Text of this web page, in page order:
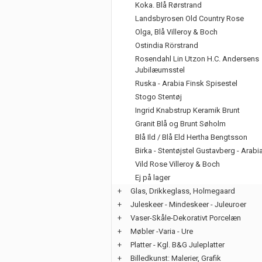
Koka. Blå Rørstrand
Landsbyrosen Old Country Rose
Olga, Blå Villeroy & Boch
Ostindia Rörstrand
Rosendahl Lin Utzon H.C. Andersens
Jubilæumsstel
Ruska - Arabia Finsk Spisestel
Stogo Stentøj
Ingrid Knabstrup Keramik Brunt
Granit Blå og Brunt Søholm
Blå Ild / Blå Eld Hertha Bengtsson
Birka - Stentøjstel Gustavberg -
Vild Rose Villeroy & Boch
Ej på lager
+
Glas, Drikkeglass, Holmegaard
+
Juleskeer - Mindeskeer - Juleuroer
+
Vaser-Skåle-Dekorativt Porcelæn
+
Møbler -Varia - Ure
+
Platter - Kgl. B&G Juleplatter
+
Billedkunst: Malerier, Grafik